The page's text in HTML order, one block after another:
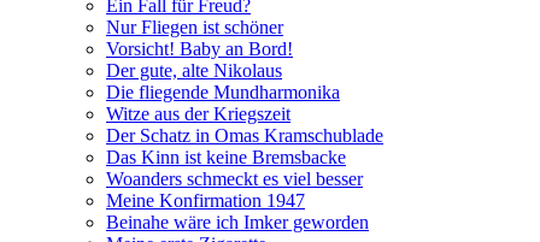
Ein Fall für Freud?
Nur Fliegen ist schöner
Vorsicht! Baby an Bord!
Der gute, alte Nikolaus
Die fliegende Mundharmonika
Witze aus der Kriegszeit
Der Schatz in Omas Kramschublade
Das Kinn ist keine Bremsbacke
Woanders schmeckt es viel besser
Meine Konfirmation 1947
Beinahe wäre ich Imker geworden